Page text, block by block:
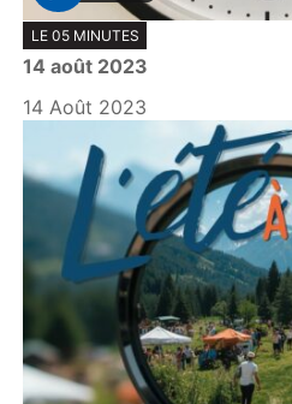
P
l
a
y
LE 05 MINUTES
14 août 2023
14 Août 2023